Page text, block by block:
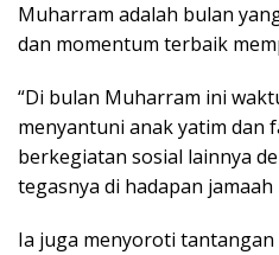
Muharram adalah bulan
dan momentum terbaik
“Di bulan Muharram ini
menyantuni anak yatim dan
berkegiatan sosial lainnya
tegasnya di hadapan
Ia juga menyoroti tantangan